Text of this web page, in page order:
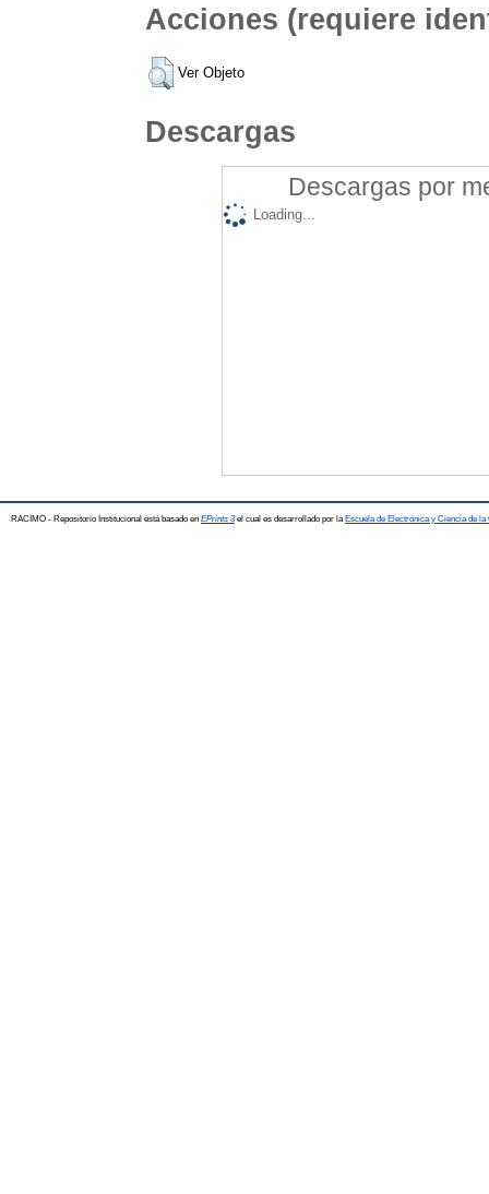
Acciones (requiere
Ver Objeto
Descargas
Descargas por
Loading...
RACIMO - Repositorio Institucional está basado en EPrints 3el cual es desarrollado por la Escuela de Electrónica y Ciencia de la